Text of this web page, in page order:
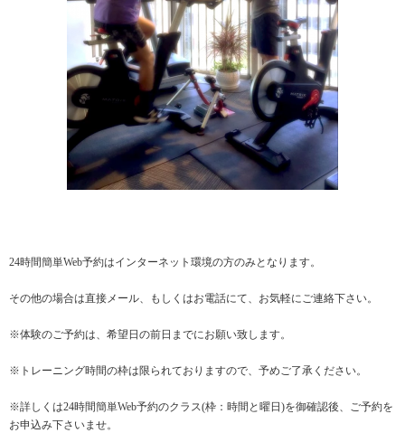
24時間簡単Web予約はインターネット環境の方のみとなります。
その他の場合は直接メール、もしくはお電話にて、お気軽にご連絡下さい。
※体験のご予約は、希望日の前日までにお願い致します。
※トレーニング時間の枠は限られておりますので、予めご了承ください。
※詳しくは24時間簡単Web予約のクラス(枠：時間と曜日)を御確認後、ご予約を
お申込み下さいませ。